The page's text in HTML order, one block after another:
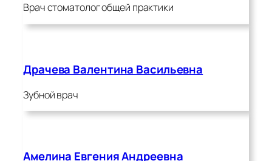
Врач стоматолог общей практики
Драчева Валентина Васильевна
Зубной врач
Амелина Евгения Андреевна